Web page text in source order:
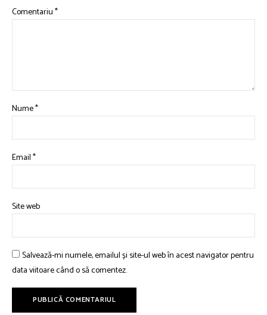
Comentariu*
Nume*
Email*
Site web
Salvează-mi numele, emailul și site-ul web în acest navigator pentru
data viitoare când o să comentez.